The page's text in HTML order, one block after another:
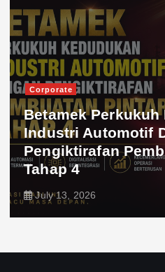
Corporate
Betamek Perkukuh
Industri Automotif
Pengiktirafan
Tahap 4
July 13, 2026